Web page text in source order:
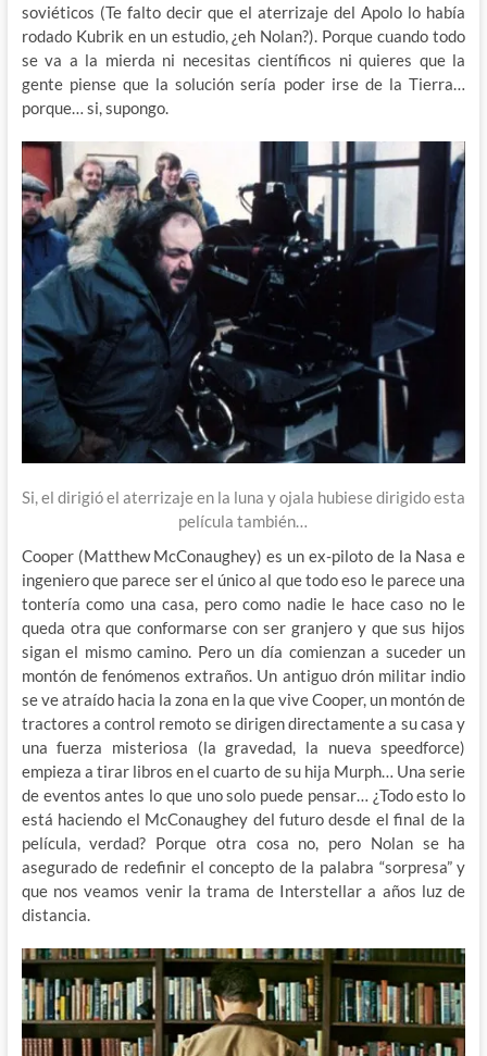
soviéticos (Te falto decir que el aterrizaje del Apolo lo había
rodado Kubrik en un estudio, ¿eh Nolan?). Porque cuando todo
se va a la mierda ni necesitas científicos ni quieres que la
gente piense que la solución sería poder irse de la Tierra…
porque… si, supongo.
Si, el dirigió el aterrizaje en la luna y ojala hubiese dirigido esta
película también…
Cooper (Matthew McConaughey) es un ex-piloto de la Nasa e
ingeniero que parece ser el único al que todo eso le parece una
tontería como una casa, pero como nadie le hace caso no le
queda otra que conformarse con ser granjero y que sus hijos
sigan el mismo camino. Pero un día comienzan a suceder un
montón de fenómenos extraños. Un antiguo drón militar indio
se ve atraído hacia la zona en la que vive Cooper, un montón de
tractores a control remoto se dirigen directamente a su casa y
una fuerza misteriosa (la gravedad, la nueva speedforce)
empieza a tirar libros en el cuarto de su hija Murph… Una serie
de eventos antes lo que uno solo puede pensar… ¿Todo esto lo
está haciendo el McConaughey del futuro desde el final de la
película, verdad? Porque otra cosa no, pero Nolan se ha
asegurado de redefinir el concepto de la palabra “sorpresa” y
que nos veamos venir la trama de Interstellar a años luz de
distancia.